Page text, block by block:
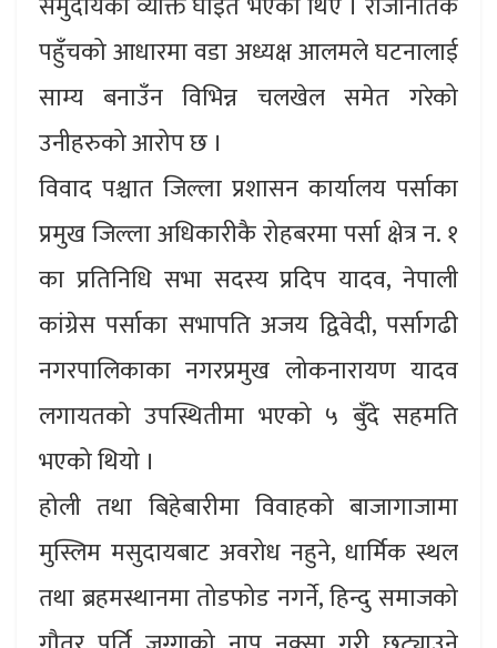
पहुँचको आधारमा वडा अध्यक्ष आलमले घटनालाई
साम्य बनाउँन विभिन्न चलखेल समेत गरेको
उनीहरुको आरोप छ ।
विवाद पश्चात जिल्ला प्रशासन कार्यालय पर्साका
प्रमुख जिल्ला अधिकारीकै रोहबरमा पर्सा क्षेत्र न. १
का प्रतिनिधि सभा सदस्य प्रदिप यादव, नेपाली
कांग्रेस पर्साका सभापति अजय द्विवेदी, पर्सागढी
नगरपालिकाका नगरप्रमुख लोकनारायण यादव
लगायतको उपस्थितीमा भएको ५ बुँदे सहमति
भएको थियो ।
होली तथा बिहेबारीमा विवाहको बाजागाजामा
मुस्लिम मसुदायबाट अवरोध नहुने, धार्मिक स्थल
तथा ब्रहमस्थानमा तोडफोड नगर्ने, हिन्दु समाजको